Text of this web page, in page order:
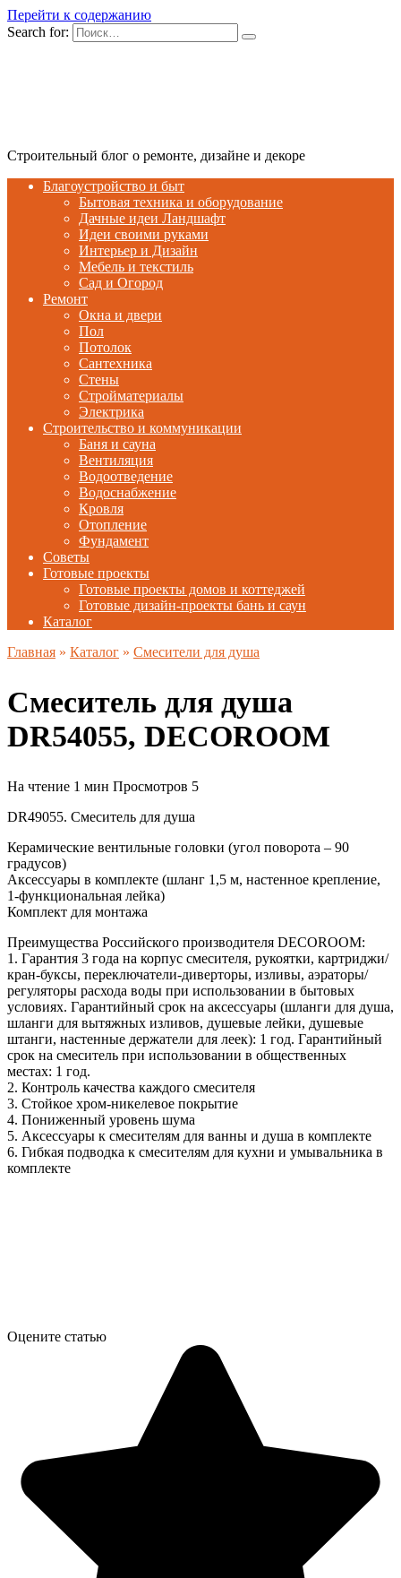
Перейти к содержанию
Search for:
Строительный блог о ремонте, дизайне и декоре
Благоустройство и быт
Бытовая техника и оборудование
Дачные идеи Ландшафт
Идеи своими руками
Интерьер и Дизайн
Мебель и текстиль
Сад и Огород
Ремонт
Окна и двери
Пол
Потолок
Сантехника
Стены
Стройматериалы
Электрика
Строительство и коммуникации
Баня и сауна
Вентиляция
Водоотведение
Водоснабжение
Кровля
Отопление
Фундамент
Советы
Готовые проекты
Готовые проекты домов и коттеджей
Готовые дизайн-проекты бань и саун
Каталог
Главная » Каталог » Смесители для душа
Смеситель для душа
DR54055, DECOROOM
На чтение 1 мин Просмотров 5
DR49055. Смеситель для душа
Керамические вентильные головки (угол поворота – 90
градусов)
Аксессуары в комплекте (шланг 1,5 м, настенное крепление,
1-функциональная лейка)
Комплект для монтажа
Преимущества Российского производителя DECOROOM:
1. Гарантия 3 года на корпус смесителя, рукоятки, картриджи/
кран-буксы, переключатели-диверторы, изливы, аэраторы/
регуляторы расхода воды при использовании в бытовых
условиях. Гарантийный срок на аксессуары (шланги для душа,
шланги для вытяжных изливов, душевые лейки, душевые
штанги, настенные держатели для леек): 1 год. Гарантийный
срок на смеситель при использовании в общественных
местах: 1 год.
2. Контроль качества каждого смесителя
3. Стойкое хром-никелевое покрытие
4. Пониженный уровень шума
5. Аксессуары к смесителям для ванны и душа в комплекте
6. Гибкая подводка к смесителям для кухни и умывальника в
комплекте
Оцените статью